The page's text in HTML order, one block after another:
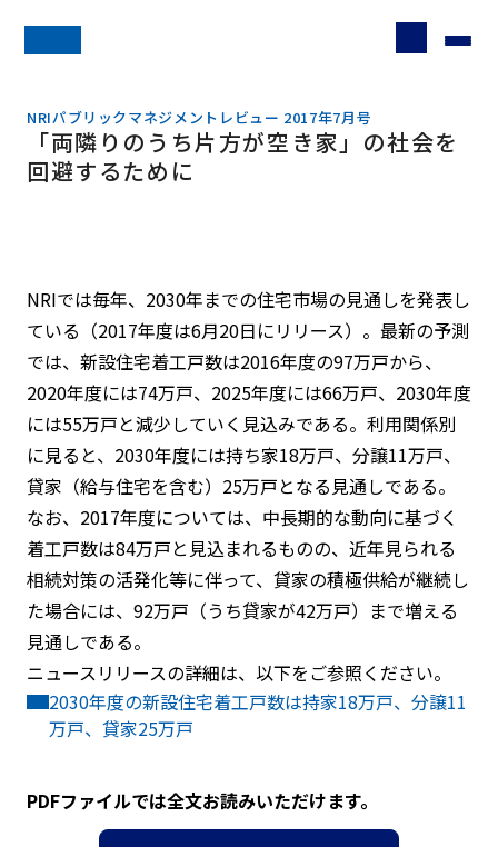
NRIパブリックマネジメントレビュー 2017年7月号
「両隣りのうち片方が空き家」の社会を
回避するために
NRIでは毎年、2030年までの住宅市場の見通しを発表し
ている（2017年度は6月20日にリリース）。最新の予測
では、新設住宅着工戸数は2016年度の97万戸から、
2020年度には74万戸、2025年度には66万戸、2030年度
には55万戸と減少していく見込みである。利用関係別
に見ると、2030年度には持ち家18万戸、分譲11万戸、
貸家（給与住宅を含む）25万戸となる見通しである。
なお、2017年度については、中長期的な動向に基づく
着工戸数は84万戸と見込まれるものの、近年見られる
相続対策の活発化等に伴って、貸家の積極供給が継続し
た場合には、92万戸（うち貸家が42万戸）まで増える
見通しである。
ニュースリリースの詳細は、以下をご参照ください。
2030年度の新設住宅着工戸数は持家18万戸、分譲11
万戸、貸家25万戸
PDFファイルでは全文お読みいただけます。